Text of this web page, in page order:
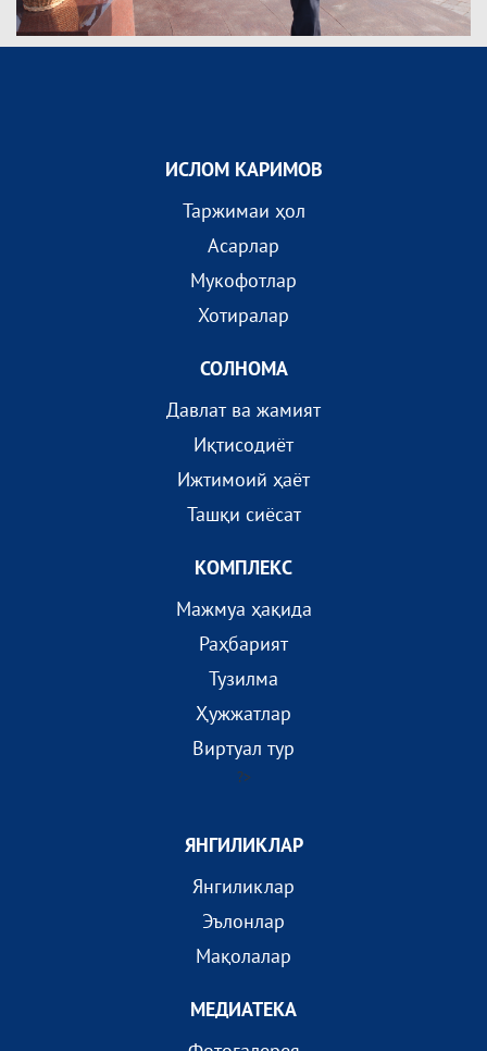
ИСЛОМ КАРИМОВ
Таржимаи ҳол
Асарлар
Мукофотлар
Хотиралар
СОЛНОМА
Давлат ва жамият
Иқтисодиёт
Ижтимоий ҳаёт
Ташқи сиёсат
КОМПЛEКС
Мажмуа ҳақида
Раҳбарият
Тузилма
Ҳужжатлар
Виртуал тур
?>
ЯНГИЛИКЛАР
Янгиликлар
Эълонлар
Мақолалар
МEДИАТEКА